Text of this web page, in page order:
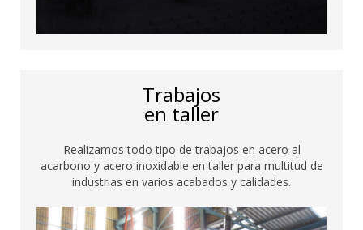
Trabajos
en taller
Realizamos todo tipo de trabajos en acero al
acarbono y acero inoxidable en taller para multitud de
industrias en varios acabados y calidades.